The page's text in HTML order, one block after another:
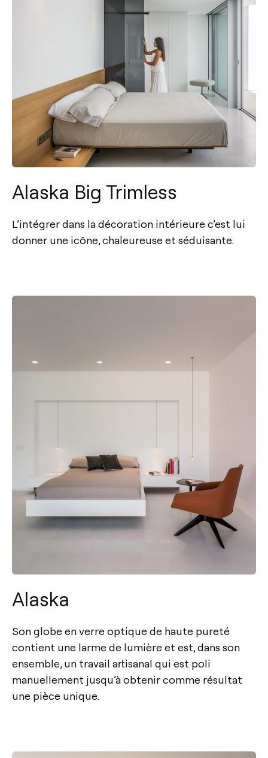
Alaska Big Trimless
L’intégrer dans la décoration intérieure c’est lui
donner une icône, chaleureuse et séduisante.
Alaska
Son globe en verre optique de haute pureté
contient une larme de lumière et est, dans son
ensemble, un travail artisanal qui est poli
manuellement jusqu’à obtenir comme résultat
une pièce unique.